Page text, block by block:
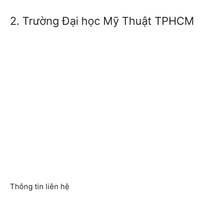
2. Trường Đại học Mỹ Thuật TPHCM
Thông tin liên hệ